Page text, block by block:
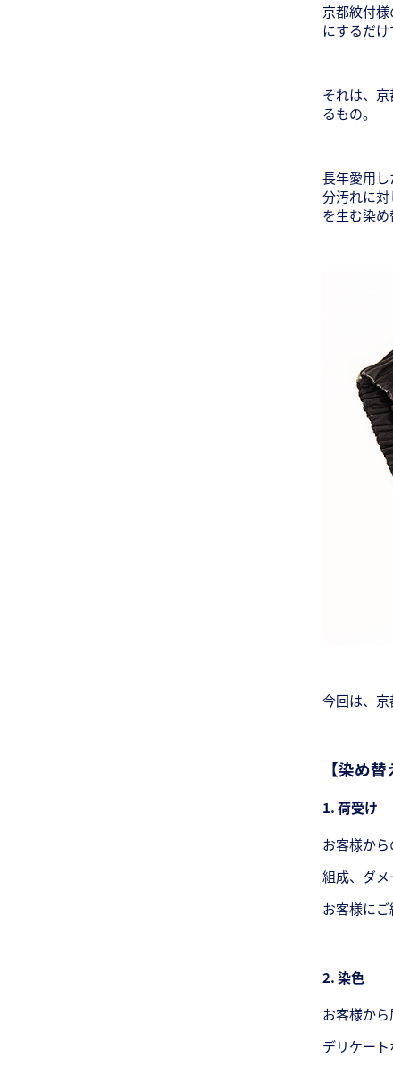
京都紋付
にするだけ
それは、
るもの。
長年愛用
分汚れに
を生む染め
今回は、京
【染め替
1. 荷受け
お客様から
組成、ダメ
お客様にご
2.染色
お客様から
デリケート